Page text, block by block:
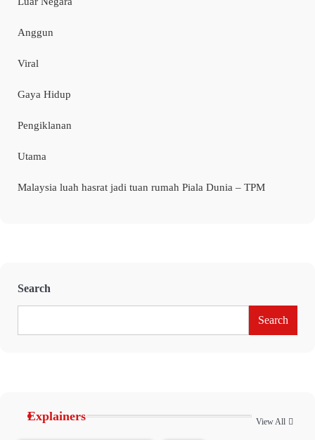
Anggun
Viral
Gaya Hidup
Pengiklanan
Utama
Malaysia luah hasrat jadi tuan rumah Piala Dunia – TPM
Search
Search
Explainers View All